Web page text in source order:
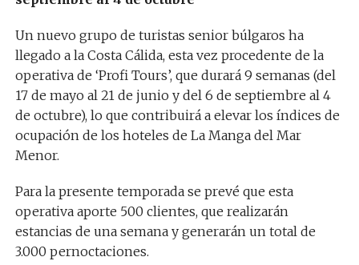
Un nuevo grupo de turistas senior búlgaros ha
llegado a la Costa Cálida, esta vez procedente de la
operativa de ‘Profi Tours’, que durará 9 semanas (del
17 de mayo al 21 de junio y del 6 de septiembre al 4
de octubre), lo que contribuirá a elevar los índices de
ocupación de los hoteles de La Manga del Mar
Menor.
Para la presente temporada se prevé que esta
operativa aporte 500 clientes, que realizarán
estancias de una semana y generarán un total de
3.000 pernoctaciones.